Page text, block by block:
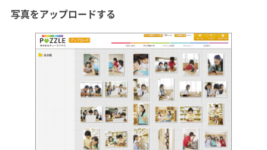
写真をアップロードする